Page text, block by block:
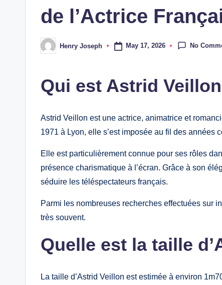
de l’Actrice
Posted
by
Henry Joseph May 17, 2026 No
Qui est Astrid
Astrid Veillon est une actrice, animatrice et
1971 à Lyon, elle s’est imposée au fil des
Elle est particulièrement connue pour ses rôles
présence charismatique à l’écran. Grâce à son
séduire les téléspectateurs français.
Parmi les nombreuses recherches effectuées sur
très souvent.
Quelle est la taille
La taille d’Astrid Veillon est estimée à environ